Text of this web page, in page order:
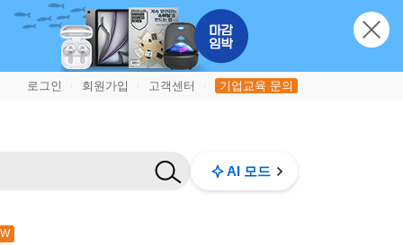
로그인 회원가입 고객센터 기업교육 문의
AI 모드